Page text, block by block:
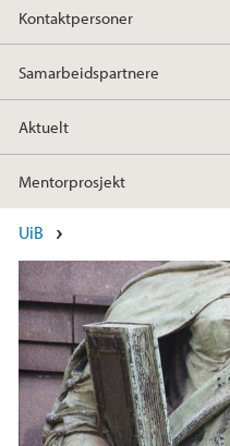
Kontaktpersoner
Samarbeidspartnere
Aktuelt
Mentorprosjekt
Hovedinnhold
UiB